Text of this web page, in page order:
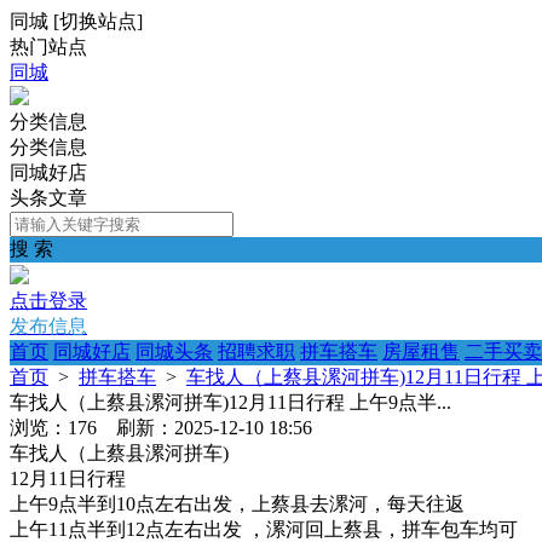
同城 [切换站点]
热门站点
同城
分类信息
分类信息
同城好店
头条文章
搜 索
点击登录
发布信息
首页 同城好店 同城头条 招聘求职 拼车搭车 房屋租售 二手买卖
首页 > 拼车搭车 > 车找人（上蔡县漯河拼车)12月11日行程
车找人（上蔡县漯河拼车)12月11日行程 上午9点半...
浏览：176 刷新：2025-12-10 18:56
车找人（上蔡县漯河拼车)
12月11日行程
上午9点半到10点左右出发，上蔡县去漯河，每天往返
上午11点半到12点左右出发 ，漯河回上蔡县，拼车包车均可